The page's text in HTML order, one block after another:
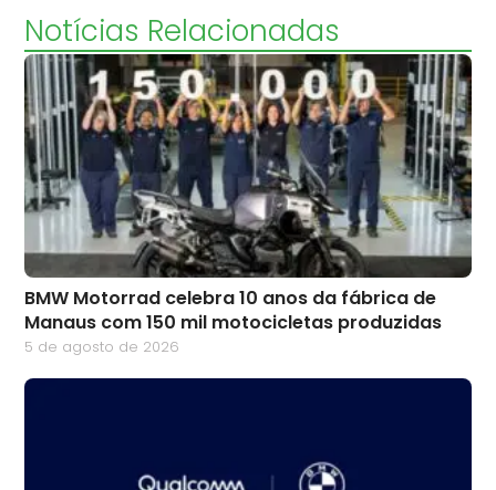
Notícias Relacionadas
BMW Motorrad celebra 10 anos da fábrica de
Manaus com 150 mil motocicletas produzidas
5 de agosto de 2026